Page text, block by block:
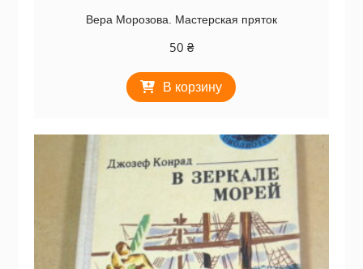
Вера Морозова. Мастерская пряток
50 ₴
В корзину